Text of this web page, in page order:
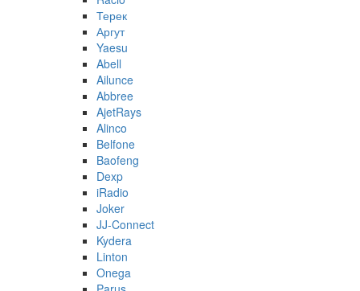
Терек
Аргут
Yaesu
Abell
Ailunce
Abbree
AjetRays
Alinco
Belfone
Baofeng
Dexp
iRadio
Joker
JJ-Connect
Kydera
Linton
Onega